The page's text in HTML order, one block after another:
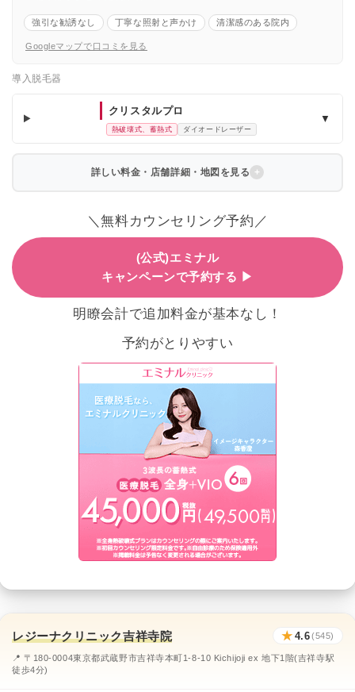
強引な勧誘なし 丁寧な照射と声かけ 清潔感のある院内
Googleマップで口コミを見る
導入脱毛器
クリスタルプロ
熱破壊式、蓄熱式 ダイオードレーザー
▼
詳しい料金・店舗詳細・地図を見る
＼無料カウンセリング予約／
(公式)エミナル
キャンペーンで予約する ▶
明瞭会計で追加料金が基本なし！
予約がとりやすい
レジーナクリニック吉祥寺院 ★ 4.6(545)
📍 〒180-0004東京都武蔵野市吉祥寺本町1-8-10 Kichijoji ex 地下1階(吉祥寺駅
徒歩4分)